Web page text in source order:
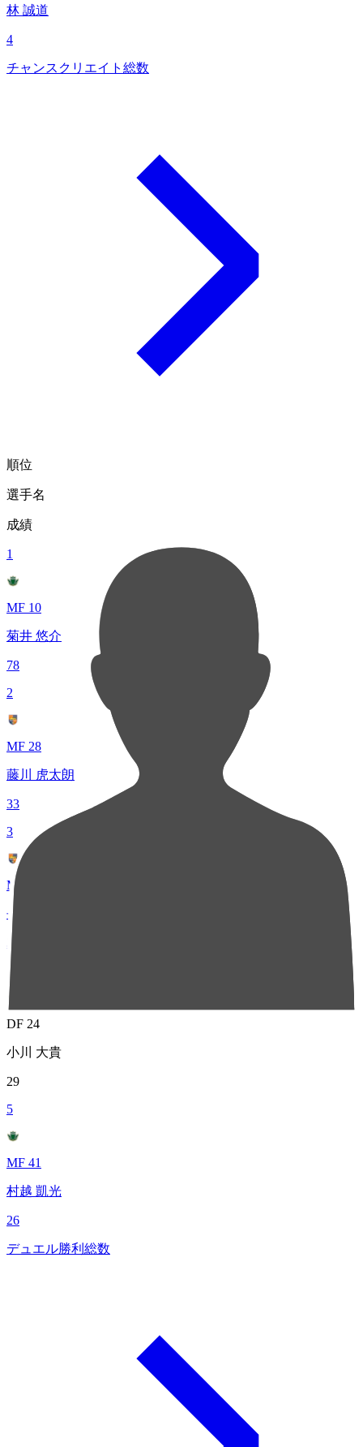
林 誠道
4
チャンスクリエイト総数
順位
選手名
成績
1
MF 10
菊井 悠介
78
2
MF 28
藤川 虎太朗
33
3
MF 5
長谷川 雄志
32
4
DF 24
小川 大貴
29
5
MF 41
村越 凱光
26
デュエル勝利総数